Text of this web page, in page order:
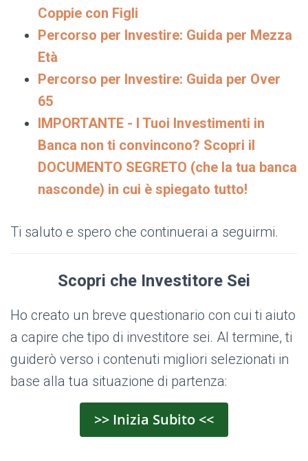
Coppie con Figli
Percorso per Investire: Guida per Mezza
Età
Percorso per Investire: Guida per Over
65
IMPORTANTE - I Tuoi Investimenti in
Banca non ti convincono? Scopri il
DOCUMENTO SEGRETO (che la tua banca
nasconde) in cui è spiegato tutto!
Ti saluto e spero che continuerai a seguirmi.
Scopri che Investitore Sei
Ho creato un breve questionario con cui ti aiuto
a capire che tipo di investitore sei. Al termine, ti
guiderò verso i contenuti migliori selezionati in
base alla tua situazione di partenza:
>> Inizia Subito <<